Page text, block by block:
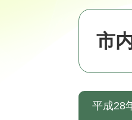
市
平成28